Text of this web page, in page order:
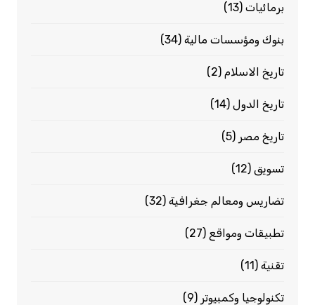
برمائيات(13)
بنوك ومؤسسات مالية(34)
تاريخ الاسلام(2)
تاريخ الدول(14)
تاريخ مصر (5)
تسويق(12)
تضاريس ومعالم جغرافية(32)
تطبيقات ومواقع (27)
تقنية(11)
تكنولوجيا وكمبيوتر (9)